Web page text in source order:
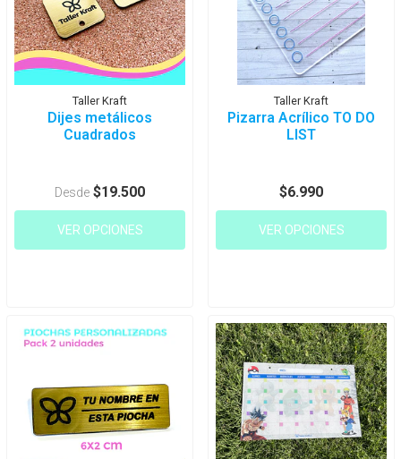
Taller Kraft
Dijes metálicos
Cuadrados
Desde $19.500
VER OPCIONES
Taller Kraft
Pizarra Acrílico TO DO
LIST
$6.990
VER OPCIONES